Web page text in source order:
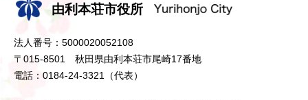
由利本荘市役所
法人番号：5000020052108
〒015-8501 秋田県由利本荘市尾崎17番地
電話：0184-24-3321（代表）